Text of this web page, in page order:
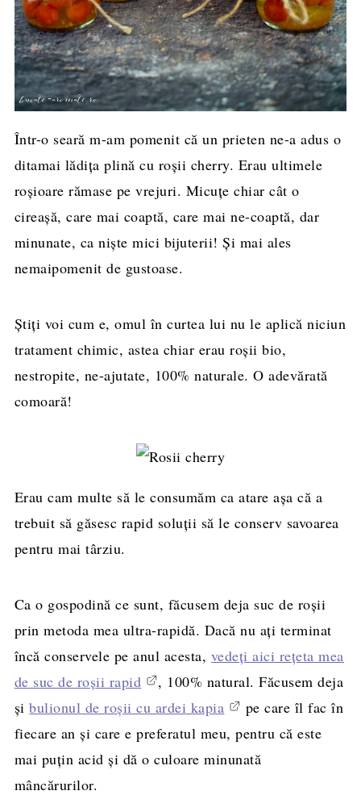
Într-o seară m-am pomenit că un prieten ne-a adus o
ditamai lădița plină cu roșii cherry. Erau ultimele
roșioare rămase pe vrejuri. Micuțe chiar cât o
cireașă, care mai coaptă, care mai ne-coaptă, dar
minunate, ca niște mici bijuterii! Și mai ales
nemaipomenit de gustoase.
Știți voi cum e, omul în curtea lui nu le aplică niciun
tratament chimic, astea chiar erau roșii bio,
nestropite, ne-ajutate, 100% naturale. O adevărată
comoară!
Erau cam multe să le consumăm ca atare așa că a
trebuit să găsesc rapid soluții să le conserv savoarea
pentru mai târziu.
Ca o gospodină ce sunt, făcusem deja suc de roșii
prin metoda mea ultra-rapidă. Dacă nu ați terminat
încă conservele pe anul acesta, vedeți aici rețeta mea
de suc de roșii rapid
, 100% natural. Făcusem deja
șibulionul de roșii cu ardei kapia
pe care îl fac în
fiecare an și care e preferatul meu, pentru că este
mai puțin acid și dă o culoare minunată
mâncărurilor.